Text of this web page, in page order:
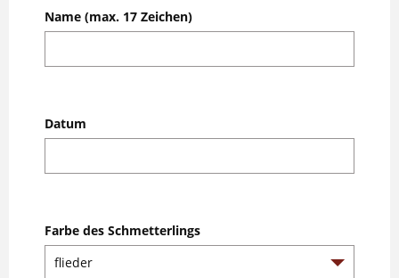
Name (max. 17 Zeichen)
Datum
Farbe des Schmetterlings